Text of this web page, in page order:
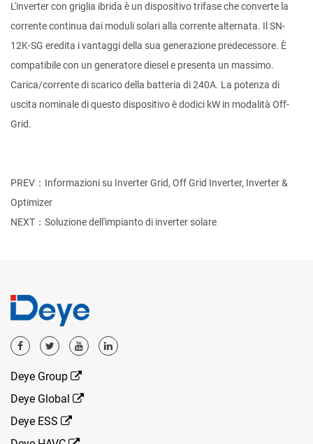
L'inverter con griglia ibrida è un dispositivo trifase che converte la
corrente continua dai moduli solari alla corrente alternata. Il SN-
12K-SG eredita i vantaggi della sua generazione predecessore. È
compatibile con un generatore diesel e presenta un massimo.
Carica/corrente di scarico della batteria di 240A. La potenza di
uscita nominale di questo dispositivo è dodici kW in modalità Off-
Grid.
PREV：Informazioni su Inverter Grid, Off Grid Inverter, Inverter &
Optimizer
NEXT：Soluzione dell'impianto di inverter solare
Deye Group
Deye Global
Deye ESS